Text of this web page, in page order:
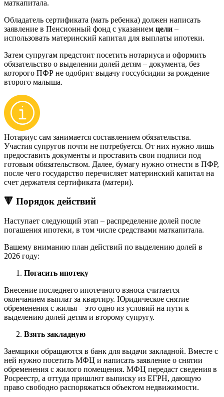
маткапитала.
Обладатель сертификата (мать ребенка) должен написать
заявление в Пенсионный фонд с указанием цели –
использовать материнский капитал для выплаты ипотеки.
Затем супругам предстоит посетить нотариуса и оформить
обязательство о выделении долей детям – документа, без
которого ПФР не одобрит выдачу госсубсидии за рождение
второго малыша.
Нотариус сам занимается составлением обязательства.
Участия супругов почти не потребуется. От них нужно лишь
предоставить документы и проставить свои подписи под
готовым обязательством. Далее, бумагу нужно отнести в ПФР,
после чего государство перечисляет материнский капитал на
счет держателя сертификата (матери).
🔻 Порядок действий
Наступает следующий этап – распределение долей после
погашения ипотеки, в том числе средствами маткапитала.
Вашему вниманию план действий по выделению долей в
2026 году:
Погасить ипотеку
Внесение последнего ипотечного взноса считается
окончанием выплат за квартиру. Юридическое снятие
обременения с жилья – это одно из условий на пути к
выделению долей детям и второму супругу.
Взять закладную
Заемщики обращаются в банк для выдачи закладной. Вместе с
ней нужно посетить МФЦ и написать заявление о снятии
обременения с жилого помещения. МФЦ передаст сведения в
Росреестр, а оттуда пришлют выписку из ЕГРН, дающую
право свободно распоряжаться объектом недвижимости.